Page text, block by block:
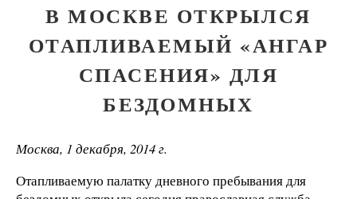
В МОСКВЕ ОТКРЫЛСЯ
ОТАПЛИВАЕМЫЙ «АНГАР
СПАСЕНИЯ» ДЛЯ
БЕЗДОМНЫХ
Москва, 1 декабря, 2014 г.
Отапливаемую палатку дневного пребывания для